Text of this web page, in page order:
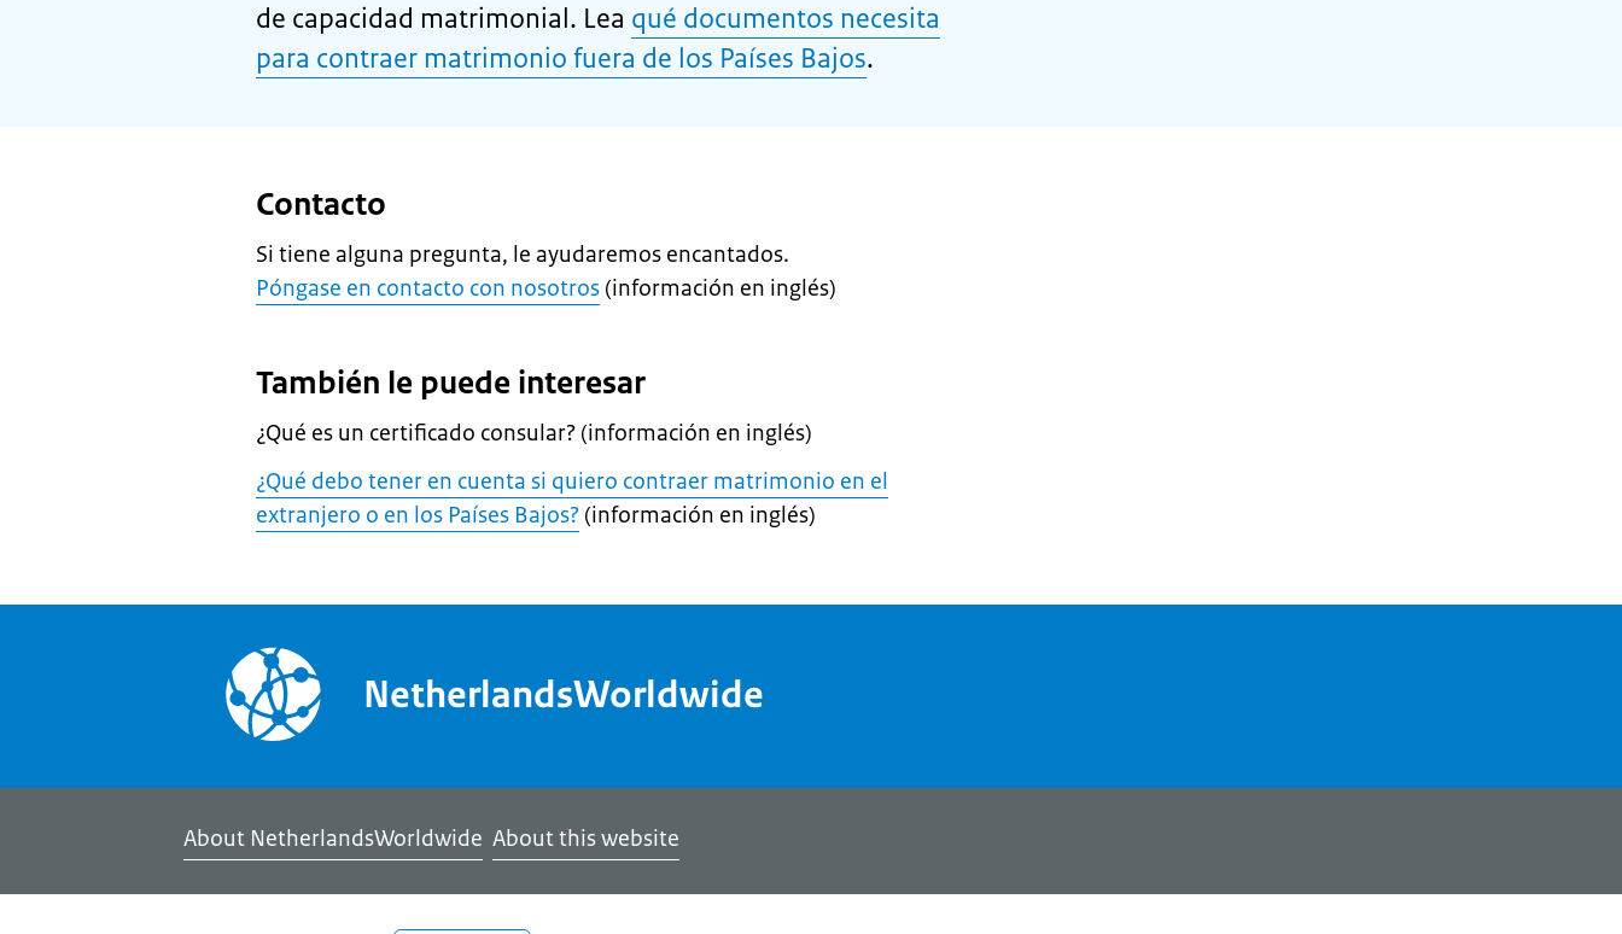
de capacidad matrimonial. Lea qué documentos necesita
para contraer matrimonio fuera de los Países Bajos.
Contacto
Si tiene alguna pregunta, le ayudaremos encantados.
Póngase en contacto con nosotros (información en inglés)
También le puede interesar
¿Qué es un certificado consular? (información en inglés)
¿Qué debo tener en cuenta si quiero contraer matrimonio en el
extranjero o en los Países Bajos? (información en inglés)
NetherlandsWorldwide
About NetherlandsWorldwide About this website